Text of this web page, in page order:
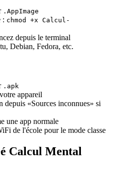
.AppImage
: chmod +x Calcul-
depuis le terminal
Debian, Fedora, etc.
.apk
appareil
depuis «Sources inconnues» si
une app normale
de l'école pour le mode classe
Calcul Mental